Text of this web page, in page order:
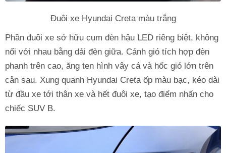
Đuôi xe Hyundai Creta màu trắng
Phần đuôi xe sở hữu cụm đèn hậu LED riêng biệt, không
nối với nhau bằng dải đèn giữa. Cánh gió tích hợp đèn
phanh trên cao, ăng ten hình vây cá và hốc gió lớn trên
cản sau. Xung quanh Hyundai Creta ốp màu bạc, kéo dài
từ đầu xe tới thân xe và hết đuôi xe, tạo điểm nhấn cho
chiếc SUV B.